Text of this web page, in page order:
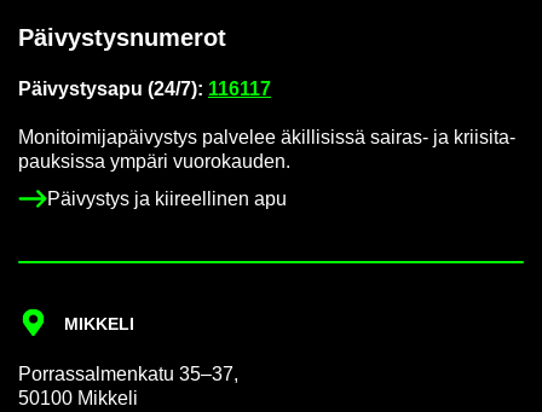
Päi­vys­tys­nu­me­rot
Päi­vys­tys­a­pu (24/7): 116117
Mo­ni­toi­mi­ja­päi­vys­tys pal­ve­lee äkil­li­sis­sä sairas-​ ja krii­si­ta­
pauk­sis­sa ym­pä­ri vuo­ro­kau­den.
Päi­vys­tys ja kii­reel­li­nen apu
MIK­KE­LI
Por­ras­sal­men­ka­tu 35–37,
50100 Mik­ke­li